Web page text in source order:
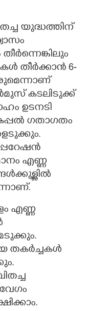
യുദ്ധത്തിന്
തീർക്കാൻ 6-
കടലിടുക്ക്
ഉടനടി
ഗതാഗതം
എണ്ണ
എണ്ണ
തകർച്ചകൾ